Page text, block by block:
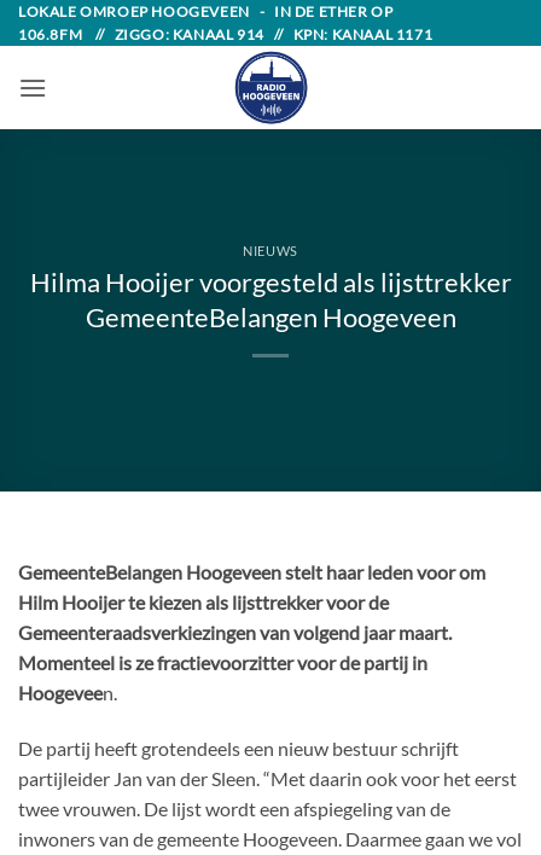
Skip
to
content
LOKALE OMROEP HOOGEVEEN - IN DE ETHER OP
106.8FM // ZIGGO: KANAAL 914 // KPN: KANAAL 1171
NIEUWS
Hilma Hooijer voorgesteld als lijsttrekker
GemeenteBelangen Hoogeveen
GemeenteBelangen Hoogeveen stelt haar leden voor om
Hilm Hooijer te kiezen als lijsttrekker voor de
Gemeenteraadsverkiezingen van volgend jaar maart.
Momenteel is ze fractievoorzitter voor de partij in
Hoogeveen.
De partij heeft grotendeels een nieuw bestuur schrijft
partijleider Jan van der Sleen. “Met daarin ook voor het eerst
twee vrouwen. De lijst wordt een afspiegeling van de
inwoners van de gemeente Hoogeveen. Daarmee gaan we vol